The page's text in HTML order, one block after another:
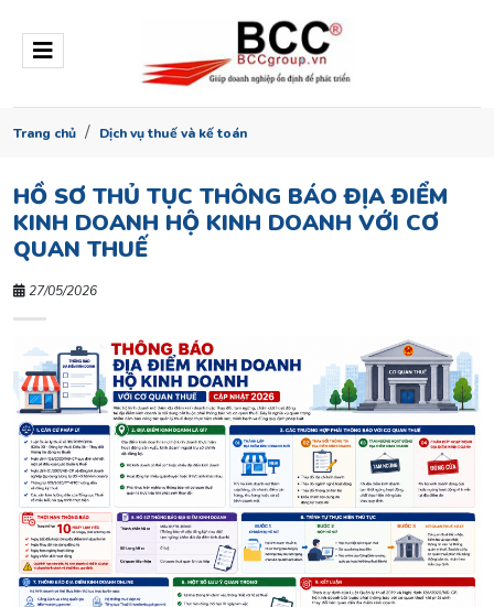
Trang chủ Dịch vụ thuế và kế toán
HỒ SƠ THỦ TỤC THÔNG BÁO ĐỊA ĐIỂM
KINH DOANH HỘ KINH DOANH VỚI CƠ
QUAN THUẾ
27/05/2026